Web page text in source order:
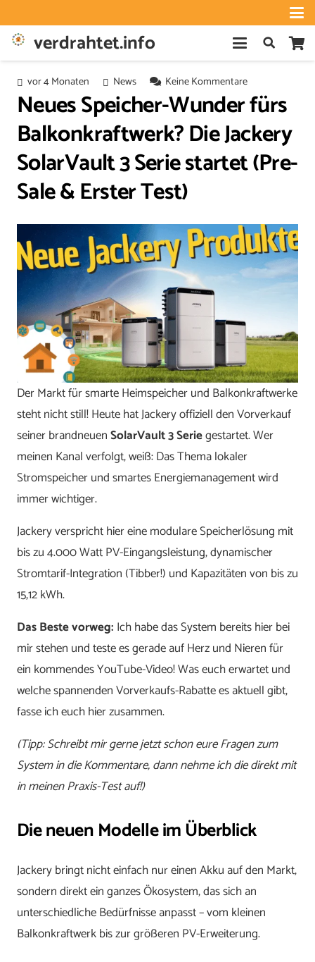
verdrahtet.info
vor 4 Monaten News Keine Kommentare
Neues Speicher-Wunder fürs
Balkonkraftwerk? Die Jackery
SolarVault 3 Serie startet (Pre-
Sale & Erster Test)
Der Markt für smarte Heimspeicher und Balkonkraftwerke
steht nicht still! Heute hat Jackery offiziell den Vorverkauf
seiner brandneuenSolarVault 3 Seriegestartet. Wer
meinen Kanal verfolgt, weiß: Das Thema lokaler
Stromspeicher und smartes Energiemanagement wird
immer wichtiger.
Jackery verspricht hier eine modulare Speicherlösung mit
bis zu 4.000 Watt PV-Eingangsleistung, dynamischer
Stromtarif-Integration (Tibber!) und Kapazitäten von bis zu
15,12 kWh.
Das Beste vorweg: Ich habe das System bereits hier bei
mir stehen und teste es gerade auf Herz und Nieren für
ein kommendes YouTube-Video! Was euch erwartet und
welche spannenden Vorverkaufs-Rabatte es aktuell gibt,
fasse ich euch hier zusammen.
(Tipp: Schreibt mir gerne jetzt schon eure Fragen zum
System in die Kommentare, dann nehme ich die direkt mit
in meinen Praxis-Test auf!)
Die neuen Modelle im Überblick
Jackery bringt nicht einfach nur einen Akku auf den Markt,
sondern direkt ein ganzes Ökosystem, das sich an
unterschiedliche Bedürfnisse anpasst – vom kleinen
Balkonkraftwerk bis zur größeren PV-Erweiterung.